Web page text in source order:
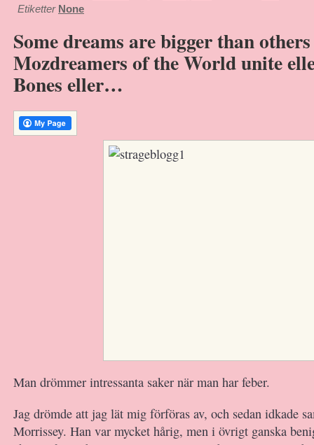
Etiketter None
Some dreams are bigger than
Mozdreamers of the World unite
Bones eller…
Man drömmer intressanta saker när man har feber.
Jag drömde att jag lät mig förföras av, och sedan idkade
Morrissey. Han var mycket hårig, men i övrigt ganska